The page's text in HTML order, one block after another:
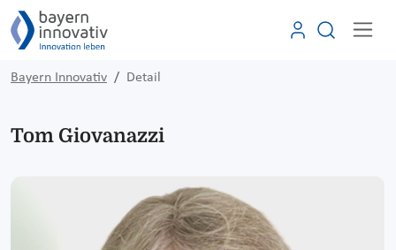
Bayern Innovativ Detail
Tom Giovanazzi